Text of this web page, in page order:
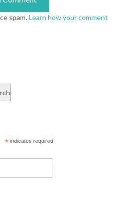
spam.Learn how your comment
*indicates required